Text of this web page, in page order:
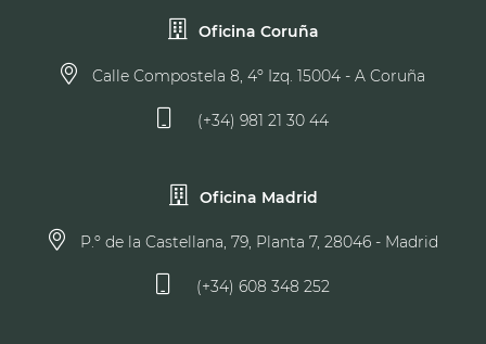
Oficina Coruña
Calle Compostela 8, 4º Izq. 15004 - A Coruña
(+34) 981 21 30 44
Oficina Madrid
P.º de la Castellana, 79, Planta 7, 28046 - Madrid
(+34) 608 348 252